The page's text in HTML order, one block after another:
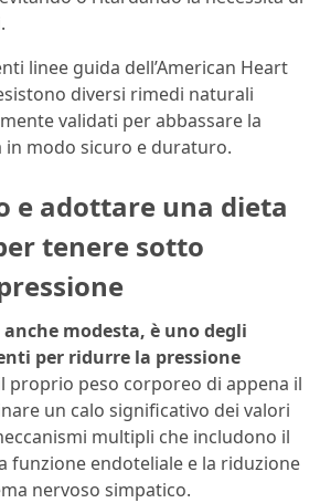
linee guida dell’American Heart
diversi rimedi naturali
validati per abbassare la
in modo sicuro e duraturo.
e adottare una dieta
tenere sotto
modesta, è uno degli
per ridurre la pressione
proprio peso corporeo di appena il
un calo significativo dei valori
multipli che includono il
funzione endoteliale e la riduzione
nervoso simpatico.